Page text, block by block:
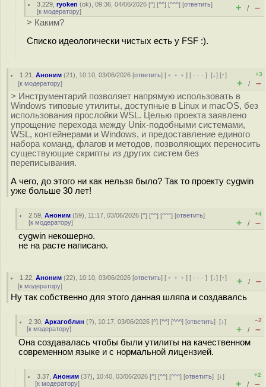
3.229 ,ryoken (ok), 09:36, 04/06/2026 [^] [^^] [^^^] [ответить]
[к модератору] + / –
> Каким?
Списко идеологически чистых есть у FSF :).
1.21 ,Аноним (21), 10:10, 03/06/2026 [ответить] [ ﹢﹢﹢] [ · · ·][↓] [↑]
[к модератору]
+3
+ / –
> Инструментарий позволяет напрямую использовать в
Windows типовые утилиты, доступные в Linux и macOS, без
использования прослойки WSL. Целью проекта заявлено
упрощение перехода между Unix-подобными системами,
WSL, контейнерами и Windows, и предоставление единого
набора команд, флагов и методов, позволяющих переносить
существующие скрипты из других систем без
переписывания.
А чего, до этого ни как нельзя было? Так то проекту cygwin
уже больше 30 лет!
2.59 ,Аноним (59), 11:17, 03/06/2026 [^] [^^] [^^^] [ответить]
[к модератору]
+4
+ / –
cygwin некошерно.
не на расте написано.
1.22 ,Аноним (22), 10:10, 03/06/2026 [ответить] [ ﹢﹢﹢] [ · · ·][↓] [↑]
[к модератору] + / –
Ну так собственно для этого данная шляпа и создавалсь
2.30 ,Аркагоблин (?), 10:17, 03/06/2026 [^] [^^] [^^^] [ответить][↓]
[к модератору]
–2
+ / –
Она создавалась чтобы были утилиты на качественном
современном языке и с нормальной лицензией.
3.37 ,Аноним (37), 10:40, 03/06/2026 [^] [^^] [^^^] [ответить][↓]
[к модератору]
+2
+ / –